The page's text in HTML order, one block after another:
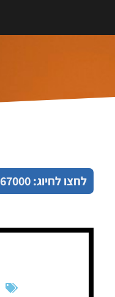
לחצו לחיוג: 077-9967000